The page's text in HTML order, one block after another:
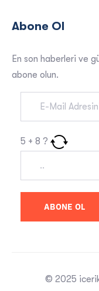
Abone Ol
En son haberleri ve
abone olun.
5 + 8 ?
© 2025